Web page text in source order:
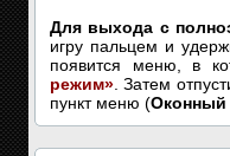
Для выхода с
игру пальцем и
появится меню, в
режим» . Затем
пункт меню (